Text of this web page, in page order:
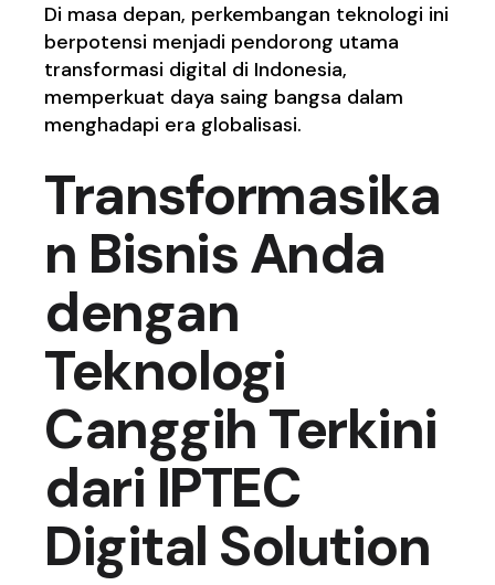
Di masa depan, perkembangan teknologi ini
berpotensi menjadi pendorong utama
transformasi digital di Indonesia,
memperkuat daya saing bangsa dalam
menghadapi era globalisasi.
Transformasika
n Bisnis Anda
dengan
Teknologi
Canggih Terkini
dari IPTEC
Digital Solution